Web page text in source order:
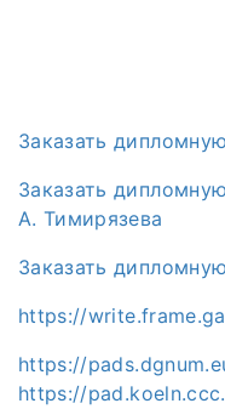
Заказать
Заказать
А. Тимирязева
Заказать
https://
https://
https://